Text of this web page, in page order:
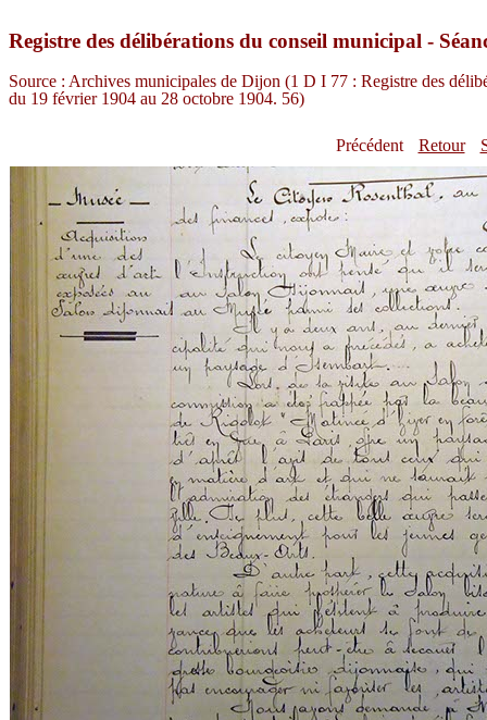
Registre des délibérations du conseil municipal -
Source : Archives municipales de Dijon (1 D I 77 : Registre des
du 19 février 1904 au 28 octobre 1904. 56)
Précédent Retour